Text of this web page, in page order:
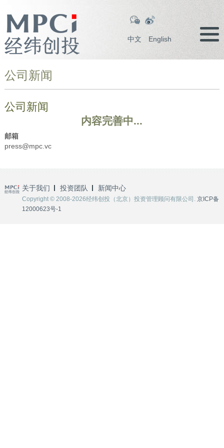
中文 English
公司新闻
公司新闻
内容完善中...
邮箱
press@mpc.vc
关于我们 投资团队 新闻中心
Copyright © 2008-2026经纬创投（北京）投资管理顾问有限公司. 京ICP备
12000623号-1